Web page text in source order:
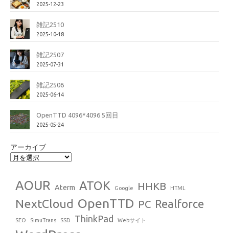
2025-12-23
雑記2510
2025-10-18
雑記2507
2025-07-31
雑記2506
2025-06-14
OpenTTD 4096*4096 5回目
2025-05-24
アーカイブ
AOUR Aterm ATOK Google HHKB HTML
NextCloud OpenTTD PC Realforce
SEO SimuTrans SSD ThinkPad Webサイト